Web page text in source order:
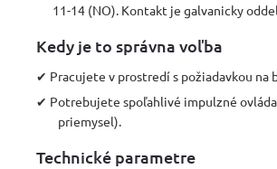
11-14 (NO). Kontakt je galvanicky
Kedy je to správna voľba
✔ Pracujete v prostredí s požiadavkou na
✔ Potrebujete spoľahlivé impulzné
priemysel).
Technické parametre